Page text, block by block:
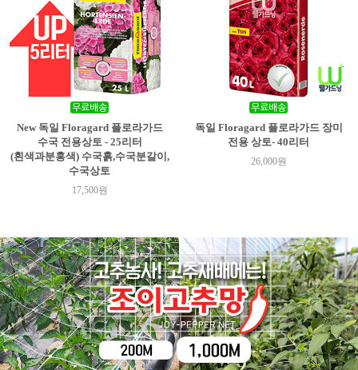
New 독일 Floragard 플로라가드
수국 전용상토 - 25리터
(흰색과분홍색) 수국흙,수국분갈이,
수국상토
17,500원
독일 Floragard 플로라가드 장미
전용 상토- 40리터
26,000원